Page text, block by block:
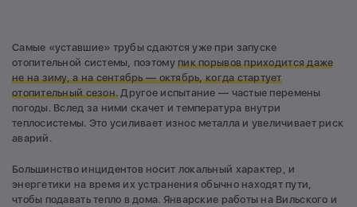
Самые «уставшие» трубы сдаются уже при запуске
отопительной системы, поэтомупик порывов приходится даже
не на зиму, а на сентябрь — октябрь, когда стартует
отопительный сезон. Другое испытание — частые перемены
погоды. Вслед за ними скачет и температура внутри
теплосистемы. Это усиливает износ металла и увеличивает риск
аварий.
Большинство инцидентов носит локальный характер, и
энергетики на время их устранения обычно находят пути,
чтобы подавать тепло в дома. Январские работы на Вильского и